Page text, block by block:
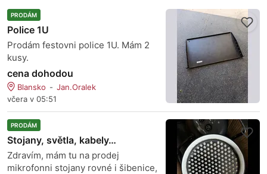
PRODÁM
Police 1U
Prodám festovni police 1U. Mám 2
kusy.
cena dohodou
Blansko
Jan.Oralek
včera v 05:51
PRODÁM
Stojany, světla, kabely…
Zdravím, mám tu na prodej
mikrofonni stojany rovné i šibenice,